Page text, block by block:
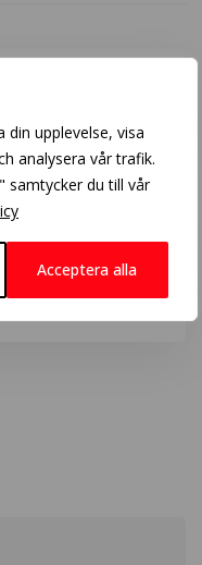
upplevelse, visa
analysera vår trafik.
samtycker du till vår
Acceptera alla
Grey Blending